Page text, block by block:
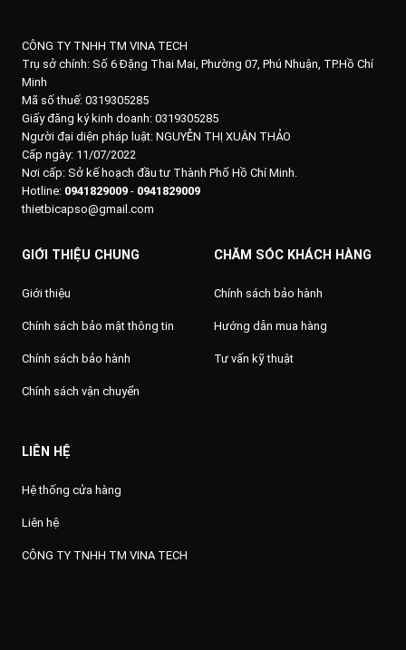
CÔNG TY TNHH TM VINA TECH
Trụ sở chính: Số 6 Đặng Thai Mai, Phường 07, Phú Nhuận, TP.Hồ Chí
Minh
Mã số thuế: 0319305285
Giấy đăng ký kinh doanh: 0319305285
Người đại diện pháp luật: NGUYỄN THỊ XUÂN THẢO
Cấp ngày: 11/07/2022
Nơi cấp: Sở kế hoạch đầu tư Thành Phố Hồ Chí Minh.
Hotline: 0941829009 - 0941829009
thietbicapso@gmail.com
GIỚI THIỆU CHUNG
Giới thiệu
Chính sách bảo mật thông tin
Chính sách bảo hành
Chính sách vận chuyển
CHĂM SÓC KHÁCH HÀNG
Chính sách bảo hành
Hướng dẫn mua hàng
Tư vấn kỹ thuật
LIÊN HỆ
Hệ thống cửa hàng
Liên hệ
CÔNG TY TNHH TM VINA TECH